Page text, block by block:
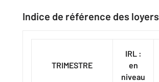
Indice de référence des loyers​ ​​​
TRIMESTRE
IRL :
en
niveau